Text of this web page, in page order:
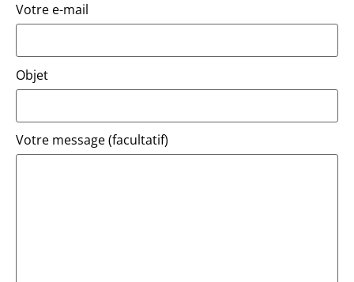
Votre e-mail
Objet
Votre message (facultatif)